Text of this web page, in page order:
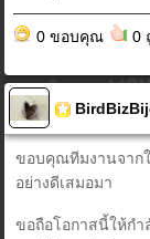
0 ขอบคุณ 0
ขอบคุณทีมงานจาก
อย่างดีเสมอมา
ขอถือโอกาสนี้ให้ก